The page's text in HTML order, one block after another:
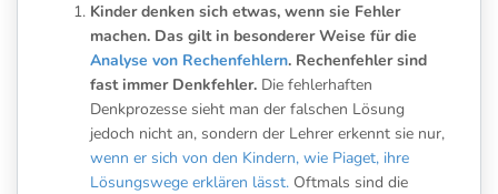
Kinder denken sich etwas, wenn sie Fehler
machen. Das gilt in besonderer Weise für die
Analyse von Rechenfehlern. Rechenfehler sind
fast immer Denkfehler. Die fehlerhaften
Denkprozesse sieht man der falschen Lösung
jedoch nicht an, sondern der Lehrer erkennt sie nur,
wenn er sich von den Kindern, wie Piaget, ihre
Lösungswege erklären lässt. Oftmals sind die